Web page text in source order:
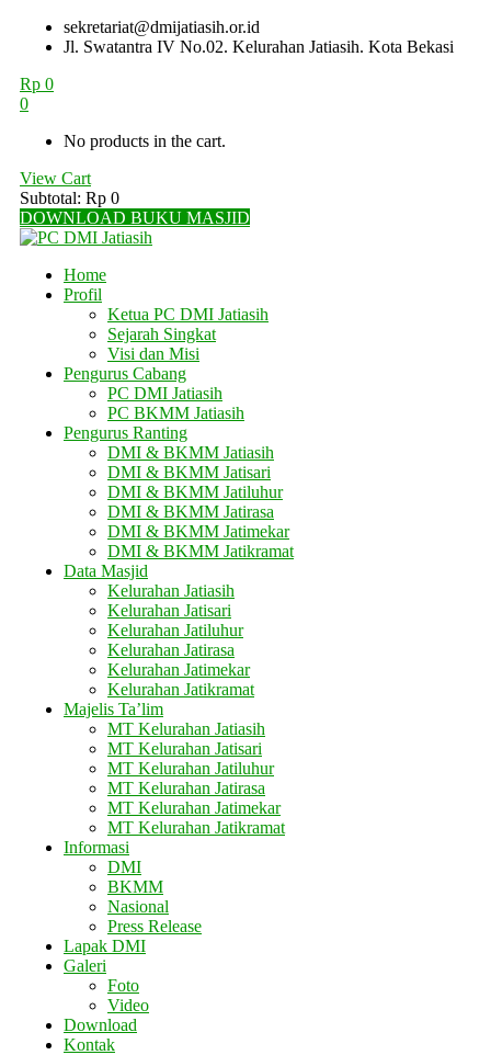
sekretariat@dmijatiasih.or.id
Jl. Swatantra IV No.02. Kelurahan Jatiasih. Kota Bekasi
Rp 0
0
No products in the cart.
View Cart
Subtotal: Rp 0
DOWNLOAD BUKU MASJID
Home
Profil
Ketua PC DMI Jatiasih
Sejarah Singkat
Visi dan Misi
Pengurus Cabang
PC DMI Jatiasih
PC BKMM Jatiasih
Pengurus Ranting
DMI & BKMM Jatiasih
DMI & BKMM Jatisari
DMI & BKMM Jatiluhur
DMI & BKMM Jatirasa
DMI & BKMM Jatimekar
DMI & BKMM Jatikramat
Data Masjid
Kelurahan Jatiasih
Kelurahan Jatisari
Kelurahan Jatiluhur
Kelurahan Jatirasa
Kelurahan Jatimekar
Kelurahan Jatikramat
Majelis Ta’lim
MT Kelurahan Jatiasih
MT Kelurahan Jatisari
MT Kelurahan Jatiluhur
MT Kelurahan Jatirasa
MT Kelurahan Jatimekar
MT Kelurahan Jatikramat
Informasi
DMI
BKMM
Nasional
Press Release
Lapak DMI
Galeri
Foto
Video
Download
Kontak